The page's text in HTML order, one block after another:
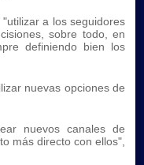
a los seguidores
sobre todo, en
definiendo bien los
nuevas opciones de
nuevos canales de
más directo con ellos",